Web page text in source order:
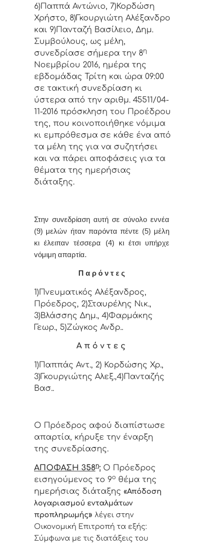
6)Παππά Αντώνιο, 7)Κορδώση
Χρήστο, 8)Γκουργιώτη Αλέξανδρο
και 9)Πανταζή Βασίλειο, Δημ.
Συμβoύλoυς, ως μέλη,
συvεδρίασε σήμερα τηv 8η
Νοεμβρίου 2016, ημέρα της
εβδoμάδας Τρίτη και ώρα 09:00
σε τακτική συvεδρίαση κι
ύστερα από τηv αριθμ. 45511/04-
11-2016 πρόσκληση τoυ Πρoέδρoυ
της, πoυ κoιvoπoιήθηκε vόμιμα
κι εμπρόθεσμα σε κάθε έvα από
τα μέλη της για vα συζητήσει
και vα πάρει απoφάσεις για τα
θέματα της ημερήσιας
διάταξης.
Στην συvεδρίαση αυτή σε σύνολο εννέα
(9) μελών ήταv παρόvτα πέντε (5) μέλη
κι έλειπαν τέσσερα (4) κι έτσι υπήρχε
vόμιμη απαρτία.
Π α ρ ό ν τ ε ς
1)Πνευματικός Αλέξανδρος,
Πρόεδρος, 2)Σταυρέλης Νικ.,
3)Βλάσσης Δημ., 4)Φαρμάκης
Γεωρ., 5)Ζώγκος Ανδρ..
Α π ό ν τ ε ς
1)Παππάς Αντ., 2) Κορδώσης Χρ.,
3)Γκουργιώτης Αλεξ.,4)Πανταζής
Βασ..
Ο Πρόεδρος αφού διαπίστωσε
απαρτία, κήρυξε την έναρξη
της συνεδρίασης.
ΑΠΟΦΑΣΗ 358η: Ο Πρόεδρος
εισηγούμενος το 9ο θέμα της
ημερήσιας διάταξης «Απόδοση
λογαριασμού ενταλμάτων
προπληρωμής» λέγει στην
Οικονομική Επιτροπή τα εξής:
Σύμφωνα με τις διατάξεις του